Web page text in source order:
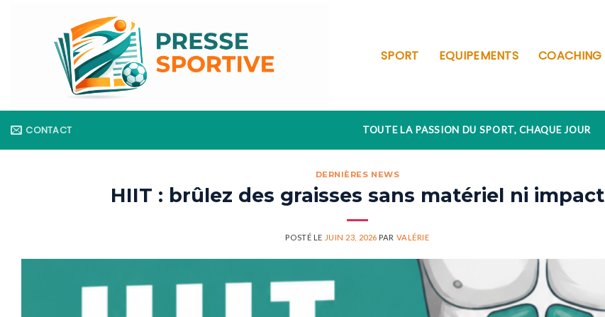
SPORT EQUIPEMENTS COACHING
CONTACT TOUTE LA PASSION DU SPORT, CHAQUE JOUR
DERNIÈRES NEWS
HIIT : brûlez des graisses sans matériel ni impact
POSTÉ LE JUIN 23, 2026 PAR VALÉRIE